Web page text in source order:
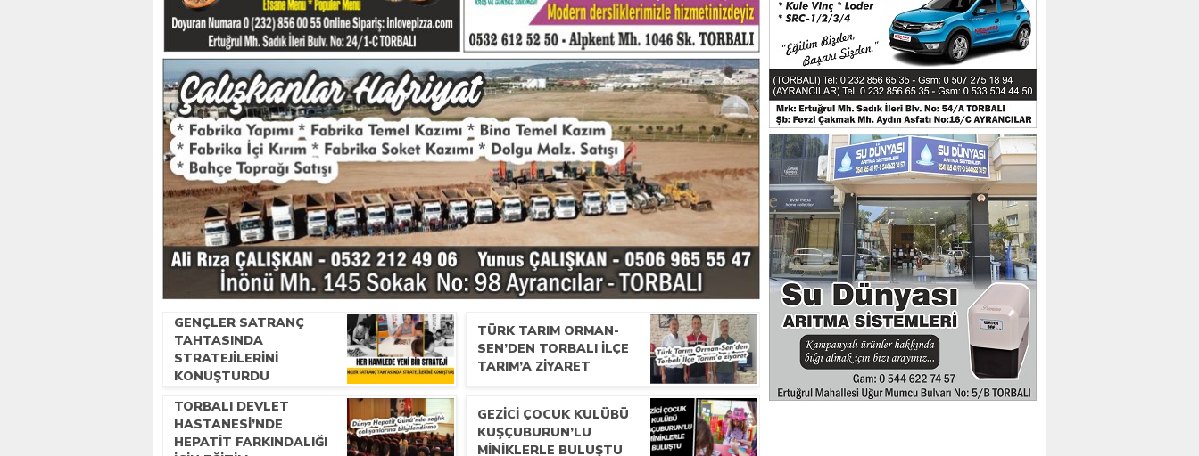
.
GENÇLER SATRANÇ
TAHTASINDA
STRATEJILERINI
KONUŞTURDU
TÜRK TARIM ORMAN-
SEN’DEN TORBALI İLÇE
TARIM’A ZIYARET
TORBALI DEVLET
HASTANESI’NDE
HEPATIT FARKINDALIĞI
GEZICI ÇOCUK KULÜBÜ
KUŞÇUBURUN’LU
MINIKLERLE BULUŞTU